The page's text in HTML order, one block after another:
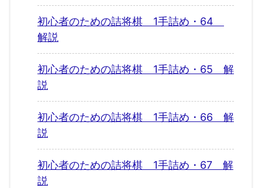
初心者のための詰将棋 1手詰め・64
解説
初心者のための詰将棋 1手詰め・65 解
説
初心者のための詰将棋 1手詰め・66 解
説
初心者のための詰将棋 1手詰め・67 解
説